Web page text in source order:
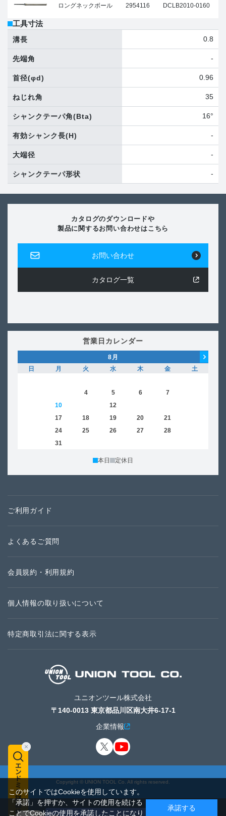
ロングネックボール 2954116 DCLB2010-0160
工具寸法
溝長 0.8
先端角 -
首径(φd) 0.96
ねじれ角 35
シャンクテーパ角(Bta) 16°
有効シャンク長(H) -
大端径 -
シャンクテーパ形状 -
カタログのダウンロードや
製品に関するお問い合わせはこちら
お問い合わせ
カタログ一覧
営業日カレンダー
8 月
日
月 火 水 木 金
土
4 5 6 7
10 12
17 18 19 20 21
24 25 26 27 28
31
本日 定休日
ご利用ガイド
よくあるご質問
会員規約・利用規約
個人情報の取り扱いについて
特定商取引法に関する表示
ユニオンツール株式会社
〒140-0013 東京都品川区南大井6-17-1
企業情報
Copyright © UNION TOOL Co. All rights reserved.
このサイトではCookieを使用しています。
「承諾」を押すか、サイトの使用を続ける
ことでCookieの使用を承諾したことになり
承諾する